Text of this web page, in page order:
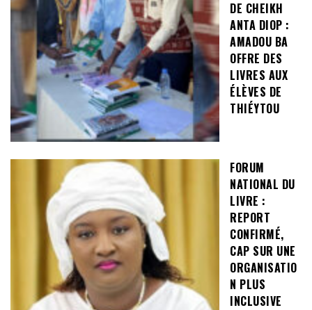
DE CHEIKH
ANTA DIOP :
AMADOU BA
OFFRE DES
LIVRES AUX
ÉLÈVES DE
THIÉYTOU
FORUM
NATIONAL DU
LIVRE :
REPORT
CONFIRMÉ,
CAP SUR UNE
ORGANISATIO
N PLUS
INCLUSIVE